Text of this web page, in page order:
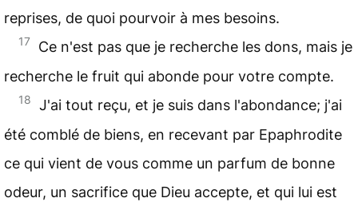
reprises, de quoi pourvoir à mes besoins.
17
Ce n'est pas que je recherche les dons, mais je
recherche le fruit qui abonde pour votre compte.
18
J'ai tout reçu, et je suis dans l'abondance; j'ai
été comblé de biens, en recevant par Epaphrodite
ce qui vient de vous comme un parfum de bonne
odeur, un sacrifice que Dieu accepte, et qui lui est